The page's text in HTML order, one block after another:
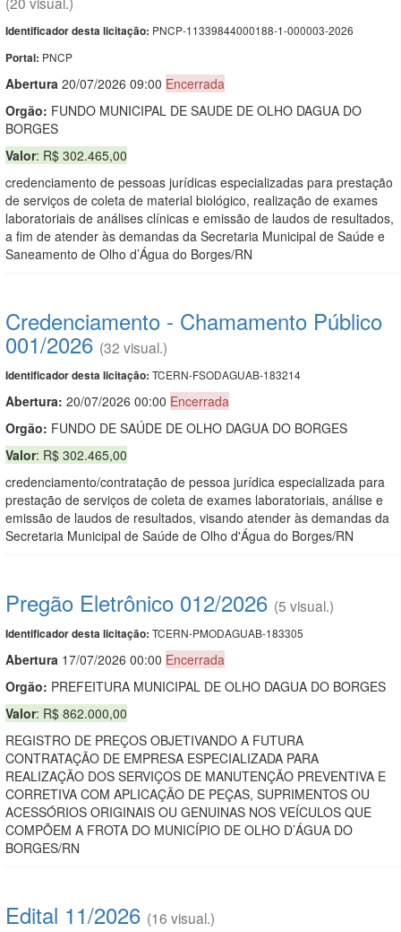
Identificador desta licitação: PNCP-11339844000188-1-000003-2026
Portal: PNCP
Abertura 20/07/2026 09:00 Encerrada
Orgão: FUNDO MUNICIPAL DE SAUDE DE OLHO DAGUA DO
BORGES
Valor: R$ 302.465,00
credenciamento de pessoas jurídicas especializadas para prestação
de serviços de coleta de material biológico, realização de exames
laboratoriais de análises clínicas e emissão de laudos de resultados,
a fim de atender às demandas da Secretaria Municipal de Saúde e
Saneamento de Olho d’Água do Borges/RN
Credenciamento - Chamamento Público
001/2026 (32 visual.)
Identificador desta licitação: TCERN-FSODAGUAB-183214
Abertura: 20/07/2026 00:00 Encerrada
Orgão: FUNDO DE SAÚDE DE OLHO DAGUA DO BORGES
Valor: R$ 302.465,00
credenciamento/contratação de pessoa jurídica especializada para
prestação de serviços de coleta de exames laboratoriais, análise e
emissão de laudos de resultados, visando atender às demandas da
Secretaria Municipal de Saúde de Olho d'Água do Borges/RN
Pregão Eletrônico 012/2026 (5 visual.)
Identificador desta licitação: TCERN-PMODAGUAB-183305
Abertura 17/07/2026 00:00 Encerrada
Orgão: PREFEITURA MUNICIPAL DE OLHO DAGUA DO BORGES
Valor: R$ 862.000,00
REGISTRO DE PREÇOS OBJETIVANDO A FUTURA
CONTRATAÇÃO DE EMPRESA ESPECIALIZADA PARA
REALIZAÇÃO DOS SERVIÇOS DE MANUTENÇÃO PREVENTIVA E
CORRETIVA COM APLICAÇÃO DE PEÇAS, SUPRIMENTOS OU
ACESSÓRIOS ORIGINAIS OU GENUINAS NOS VEÍCULOS QUE
COMPÕEM A FROTA DO MUNICÍPIO DE OLHO D’ÁGUA DO
BORGES/RN
Edital 11/2026 (16 visual.)